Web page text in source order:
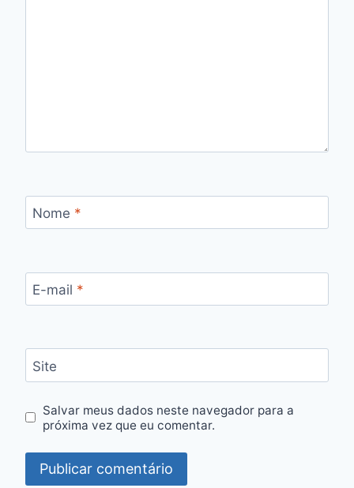
Nome *
E-mail *
Site
Salvar meus dados neste navegador para a
próxima vez que eu comentar.